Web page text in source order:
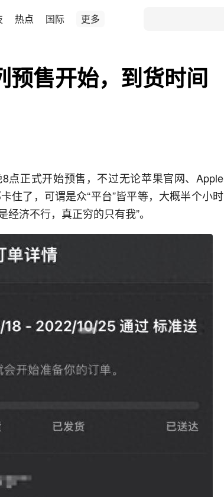
热点 国际 更多
售开始，到货时间
点正式开始预售，不过无论苹果官网、Apple
住了，可谓是众“平台”皆平等，大概半个小时
济不行，真正穷的只有我”。